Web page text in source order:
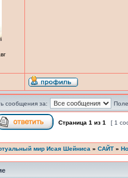
сообщения за:
Страница 1 из 1 [ 1
мир Исая Шейниса » САЙТ »